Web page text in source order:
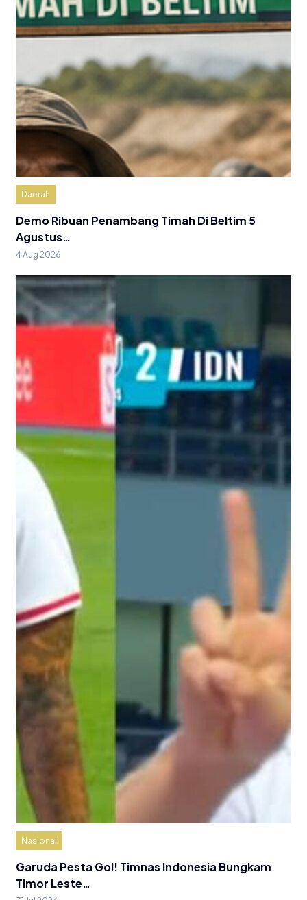
Daerah
Demo Ribuan Penambang Timah Di Beltim 5
Agustus…
4 Aug 2026
Nasional
Garuda Pesta Gol! Timnas Indonesia Bungkam
Timor Leste…